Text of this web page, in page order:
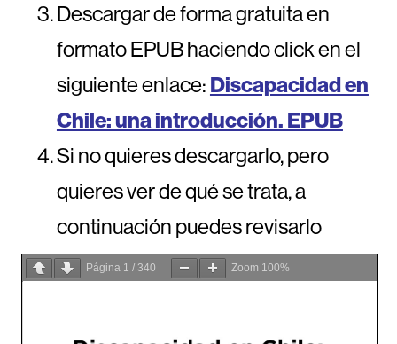
Descargar de forma gratuita en
formato EPUB haciendo click en el
siguiente enlace: Discapacidad en
Chile: una introducción. EPUB
Si no quieres descargarlo, pero
quieres ver de qué se trata, a
continuación puedes revisarlo
Página 1 / 340 Zoom 100%